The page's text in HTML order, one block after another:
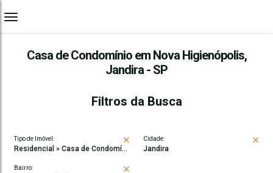
Casa de Condomínio em Nova Higienópolis,
Jandira - SP
Filtros da Busca
Tipo de Imóvel:
Residencial » Casa de Condomínio
Cidade:
Jandira
Bairro: